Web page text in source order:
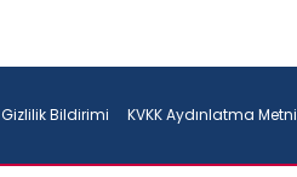
Gizlilik Bildirimi KVKK Aydınlatma Metni